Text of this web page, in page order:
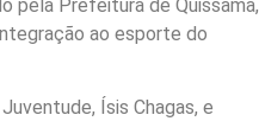
pela Prefeitura de Quissamã,
ao esporte do
Ísis Chagas, e